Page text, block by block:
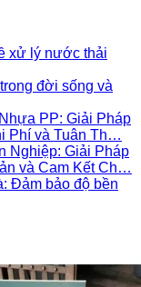
xử lý nước thải
đời sống và
PP: Giải Pháp
Phí và Tuân Th…
Nghiệp: Giải Pháp
và Cam Kết Ch…
Đảm bảo độ bền